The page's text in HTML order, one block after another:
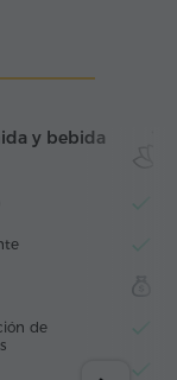
y bebida
de